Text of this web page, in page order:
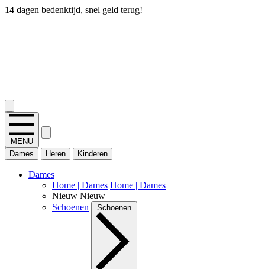
14 dagen bedenktijd, snel geld terug!
MENU
Dames
Heren Kinderen
Dames
Home | Dames Home | Dames
Nieuw Nieuw
Schoenen
Schoenen